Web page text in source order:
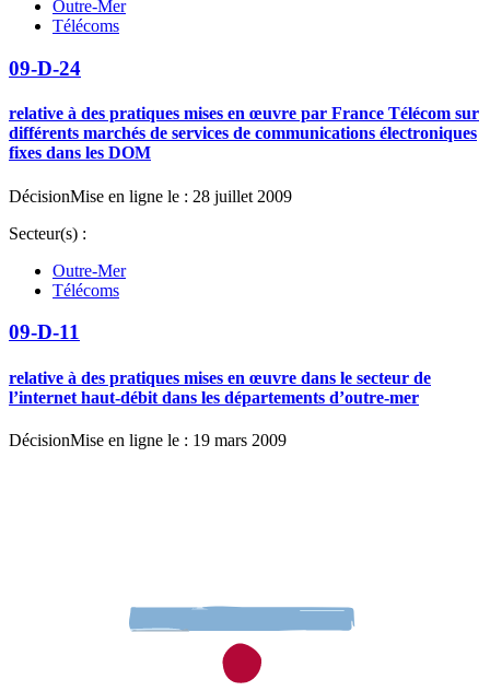
Outre-Mer
Télécoms
09-D-24
relative à des pratiques mises en œuvre par France Télécom sur
différents marchés de services de communications électroniques
fixes dans les DOM
DécisionMise en ligne le : 28 juillet 2009
Secteur(s) :
Outre-Mer
Télécoms
09-D-11
relative à des pratiques mises en œuvre dans le secteur de
l’internet haut-débit dans les départements d’outre-mer
DécisionMise en ligne le : 19 mars 2009